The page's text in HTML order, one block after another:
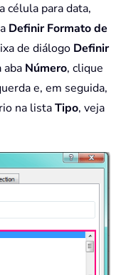
célula para data,
Definir Formato de
de diálogo Definir
aba Número, clique
e, em seguida,
na listaTipo, veja